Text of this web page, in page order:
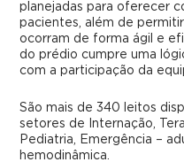
planejadas para oferecer
pacientes, além de
ocorram de forma ágil e
do prédio cumpre uma
com a participação da
São mais de 340 leitos
setores de Internação,
Pediatria, Emergência –
hemodinâmica.
Informações Úteis
Instalações
Trabalhe Conosco